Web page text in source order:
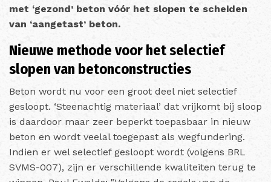
met ‘gezond’ beton vóór het slopen te scheiden
van ‘aangetast’ beton.
Nieuwe methode voor het selectief
slopen van betonconstructies
Beton wordt nu voor een groot deel niet selectief
gesloopt. ‘Steenachtig materiaal’ dat vrijkomt bij sloop
is daardoor maar zeer beperkt toepasbaar in nieuw
beton en wordt veelal toegepast als wegfundering.
Indien er wel selectief gesloopt wordt (volgens BRL
SVMS-007), zijn er verschillende kwaliteiten terug te